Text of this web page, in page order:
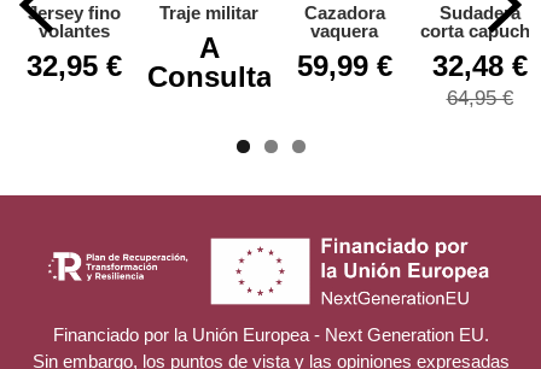
Jersey fino
volantes
32,95 €
Traje militar
A
Consultar
Cazadora
vaquera
59,99 €
Sudadera
corta capucha
32,48 €
64,95 €
Financiado por la Unión Europea - Next Generation EU.
Sin embargo, los puntos de vista y las opiniones expresadas